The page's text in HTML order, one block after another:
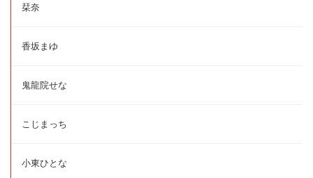
栞奈
香坂まゆ
鬼龍院せな
こじまっち
小東ひとな